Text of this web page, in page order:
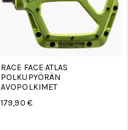
RACE FACE ATLAS
POLKUPYÖRÄN
AVOPOLKIMET
179,90 €